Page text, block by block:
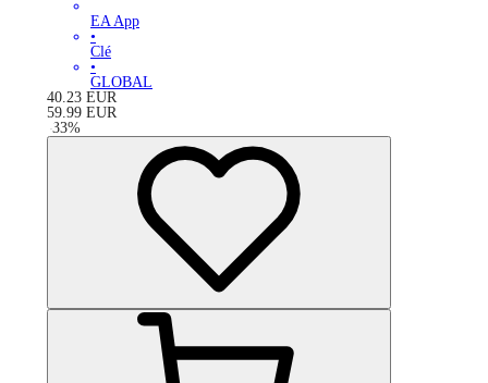
EA App
•
Clé
•
GLOBAL
40.23 EUR
59.99 EUR
-33%